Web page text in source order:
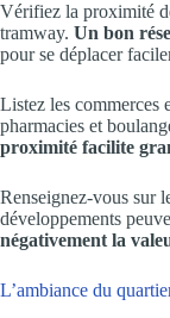
Vérifiez la proximité
tramway. Un bon
pour se déplacer
Listez les commerces
pharmacies et
proximité facilite
Renseignez-vous sur
développements
négativement la
L’ambiance du